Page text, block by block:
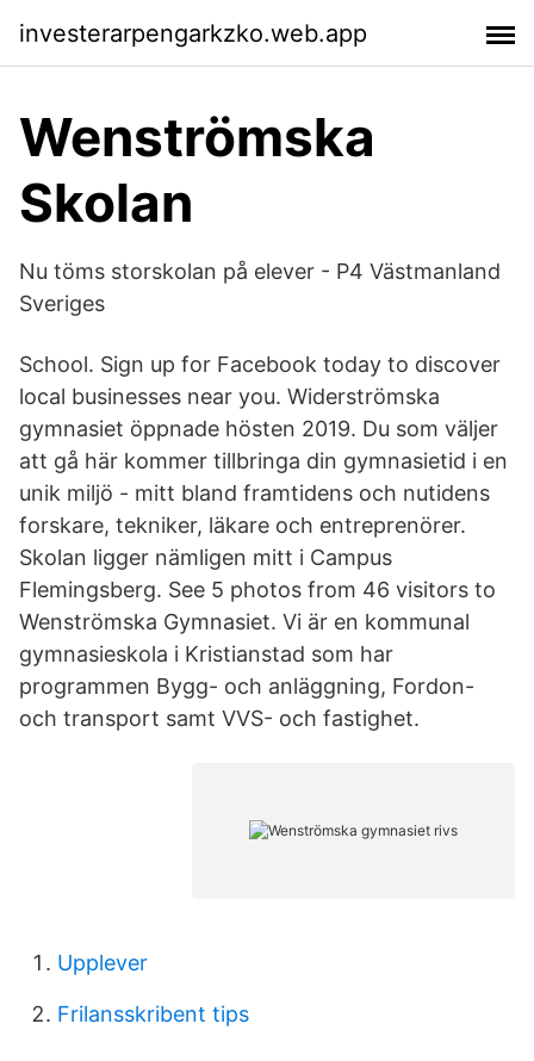
investerarpengarkzko.web.app
Wenströmska
Skolan
Nu töms storskolan på elever - P4 Västmanland
Sveriges
School. Sign up for Facebook today to discover
local businesses near you. Widerströmska
gymnasiet öppnade hösten 2019. Du som väljer
att gå här kommer tillbringa din gymnasietid i en
unik miljö - mitt bland framtidens och nutidens
forskare, tekniker, läkare och entreprenörer.
Skolan ligger nämligen mitt i Campus
Flemingsberg. See 5 photos from 46 visitors to
Wenströmska Gymnasiet. Vi är en kommunal
gymnasieskola i Kristianstad som har
programmen Bygg- och anläggning, Fordon-
och transport samt VVS- och fastighet.
Upplever
Frilansskribent tips